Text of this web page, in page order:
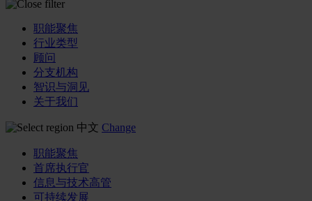
职能聚焦
行业类型
顾问
分支机构
智识与洞见
关于我们
中文 Change
职能聚焦
首席执行官
信息与技术高管
可持续发展